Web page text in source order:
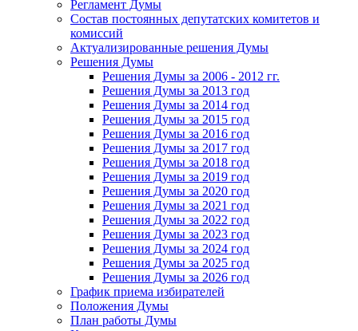
Регламент Думы
Состав постоянных депутатских комитетов и
комиссий
Актуализированные решения Думы
Решения Думы
Решения Думы за 2006 - 2012 гг.
Решения Думы за 2013 год
Решения Думы за 2014 год
Решения Думы за 2015 год
Решения Думы за 2016 год
Решения Думы за 2017 год
Решения Думы за 2018 год
Решения Думы за 2019 год
Решения Думы за 2020 год
Решения Думы за 2021 год
Решения Думы за 2022 год
Решения Думы за 2023 год
Решения Думы за 2024 год
Решения Думы за 2025 год
Решения Думы за 2026 год
График приема избирателей
Положения Думы
План работы Думы